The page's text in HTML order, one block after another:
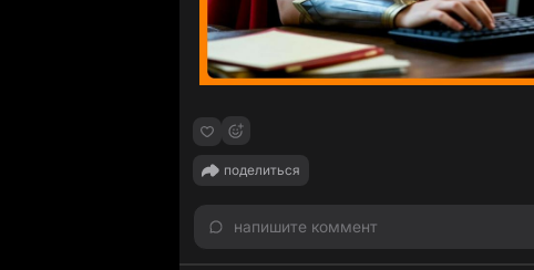
поделиться
напишите коммент